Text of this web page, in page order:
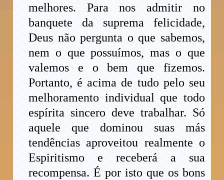
melhores. Para nos admitir no
banquete da suprema felicidade,
Deus não pergunta o que sabemos,
nem o que possuímos, mas o que
valemos e o bem que fizemos.
Portanto, é acima de tudo pelo seu
melhoramento individual que todo
espírita sincero deve trabalhar. Só
aquele que dominou suas más
tendências aproveitou realmente o
Espiritismo e receberá a sua
recompensa. É por isto que os bons